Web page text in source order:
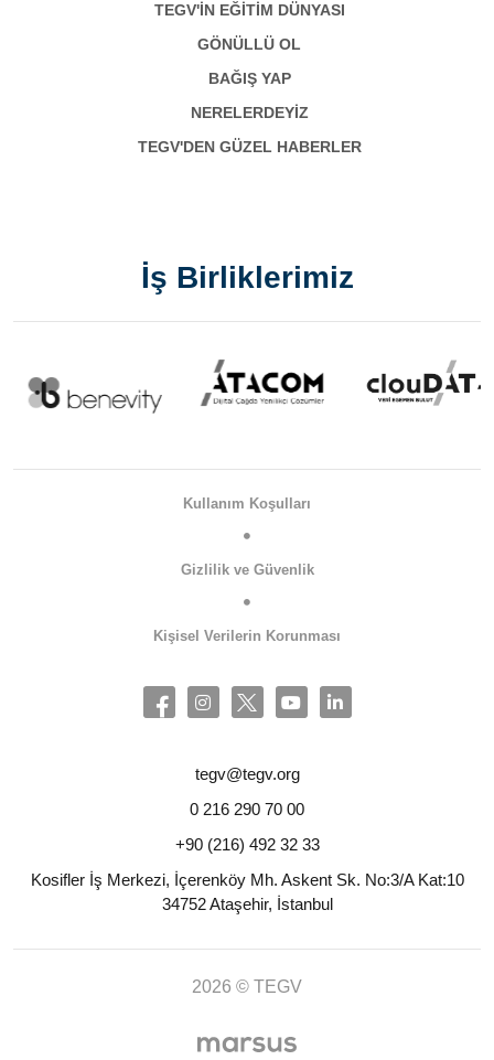
TEGV'İN EĞİTİM DÜNYASI
GÖNÜLLÜ OL
BAĞIŞ YAP
NERELERDEYİZ
TEGV'DEN GÜZEL HABERLER
İş Birliklerimiz
Kullanım Koşulları
Gizlilik ve Güvenlik
Kişisel Verilerin Korunması
tegv@tegv.org
0 216 290 70 00
+90 (216) 492 32 33
Kosifler İş Merkezi, İçerenköy Mh. Askent Sk. No:3/A Kat:10
34752 Ataşehir, İstanbul
2026 © TEGV